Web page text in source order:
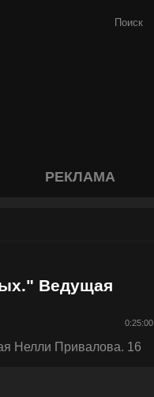
РЕКЛАМА
Ведущая
0:25:00
Нелли Привалова. 16